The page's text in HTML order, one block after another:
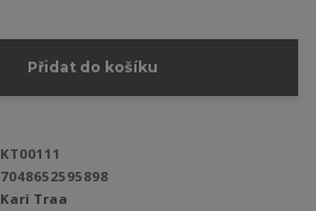
Přidat do košíku
KT00111
7048652595898
Kari Traa